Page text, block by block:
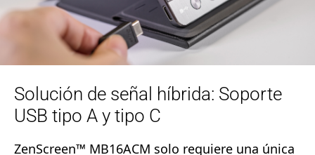
Solución de señal híbrida: Soporte
USB tipo A y tipo C
ZenScreen™ MB16ACM solo requiere una única